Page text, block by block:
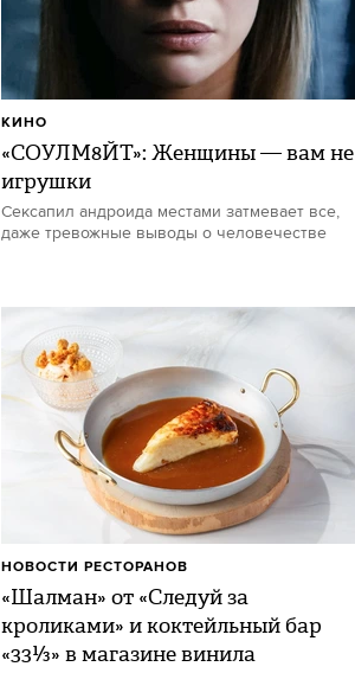
«СОУЛМ8ЙТ»: Женщины — вам не
игрушки
Сексапил андроида местами затмевает все,
даже тревожные выводы о человечестве
КИНО
«Шалман» от «Следуй за
кроликами» и коктейльный бар
«33⅓» в магазине винила
НОВОСТИ РЕСТОРАНОВ